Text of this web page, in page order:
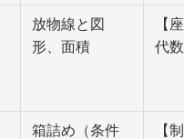
放物線と図
形、面積
【
代数
箱詰め（条件
【